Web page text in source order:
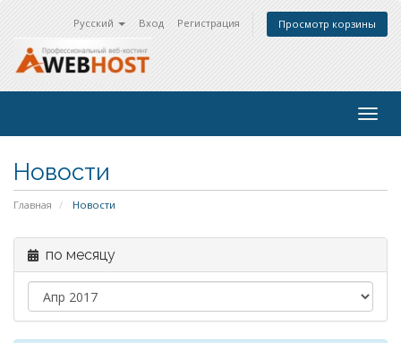
Русский Вход Регистрация Просмотр корзины
Новости
Главная Новости
по месяцу